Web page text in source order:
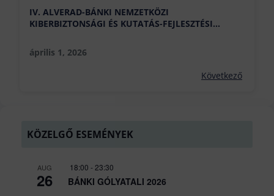
IV. ALVERAD-BÁNKI NEMZETKÖZI
KIBERBIZTONSÁGI ÉS KUTATÁS-FEJLESZTÉSI
április 1, 2026
Következő
KÖZELGŐ ESEMÉNYEK
AUG
26
18:00 - 23:30
BÁNKI GÓLYATALI 2026